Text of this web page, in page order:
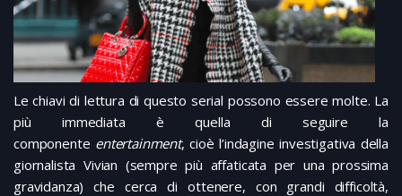
Le chiavi di lettura di questo serial possono essere molte. La
più immediata è quella di seguire la
componente entertainment, cioè l’indagine investigativa della
giornalista Vivian (sempre più affaticata per una prossima
gravidanza) che cerca di ottenere, con grandi difficoltà,